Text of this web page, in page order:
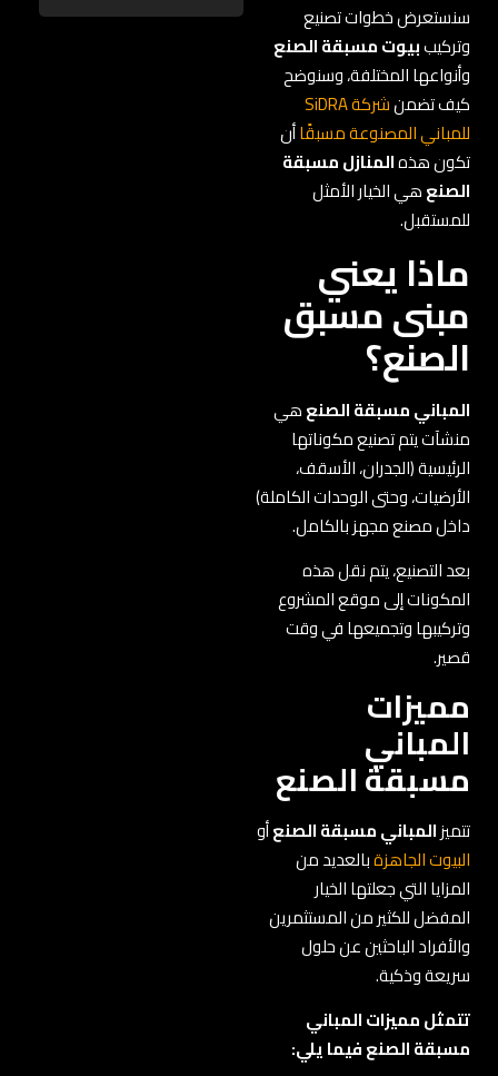
سنستعرض خطوات تصنيع
وتركيببيوت مسبقة الصنع
وأنواعها المختلفة، وسنوضح
كيف تضمن
شركة SiDRA
للمباني المصنوعة مسبقًاأن
تكون هذهالمنازل مسبقة
الصنعهي الخيار الأمثل
للمستقبل.
ماذا يعني
مبنى مسبق
الصنع؟
المباني مسبقة الصنعهي
منشآت يتم تصنيع مكوناتها
الرئيسية (الجدران، الأسقف،
الأرضيات، وحتى الوحدات الكاملة)
داخل مصنع مجهز بالكامل.
بعد التصنيع، يتم نقل هذه
المكونات إلى موقع المشروع
وتركيبها وتجميعها في وقت
قصير.
مميزات
المباني
مسبقة الصنع
تتميزالمباني مسبقة الصنعأو
البيوت الجاهزةبالعديد من
المزايا التي جعلتها الخيار
المفضل للكثير من المستثمرين
والأفراد الباحثين عن حلول
سريعة وذكية.
تتمثل مميزات المباني
مسبقة الصنع فيما يلي: